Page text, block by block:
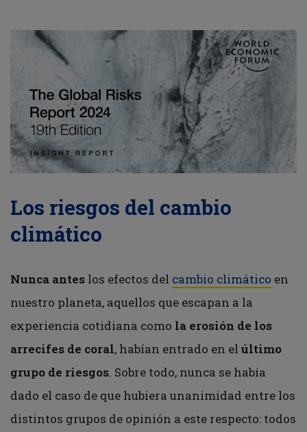
Los riesgos del cambio
climático
Nunca antes los efectos del cambio climático en
nuestro planeta, aquellos que escapan a la
experiencia cotidiana como la erosión de los
arrecifes de coral, habían entrado en el último
grupo de riesgos. Sobre todo, nunca se había
dado el caso de que hubiera unanimidad entre los
distintos grupos de opinión a este respecto: todos